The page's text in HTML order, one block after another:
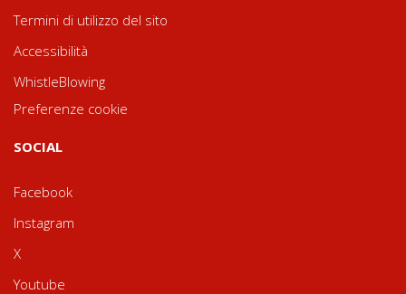
Termini di utilizzo del sito
Accessibilità
WhistleBlowing
Preferenze cookie
SOCIAL
Facebook
Instagram
X
Youtube